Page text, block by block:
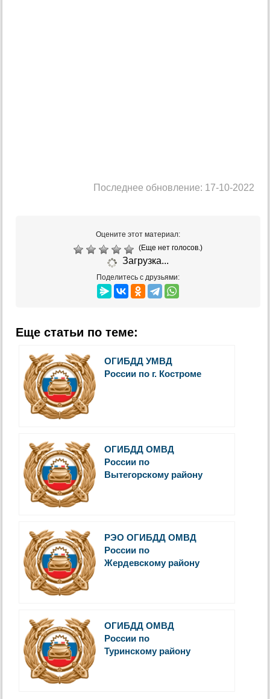
Последнее обновление: 17-10-2022
Оцените этот материал:
(Еще нет голосов.)
Загрузка...
Поделитесь с друзьями:
Еще статьи по теме:
ОГИБДД УМВД
России по г. Костроме
ОГИБДД ОМВД
России по
Вытегорскому району
РЭО ОГИБДД ОМВД
России по
Жердевскому району
ОГИБДД ОМВД
России по
Туринскому району